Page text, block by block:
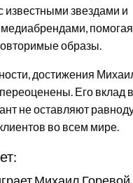
известными звездами и
образы.
достижения
Его вклад
не оставляют
во всем мире.